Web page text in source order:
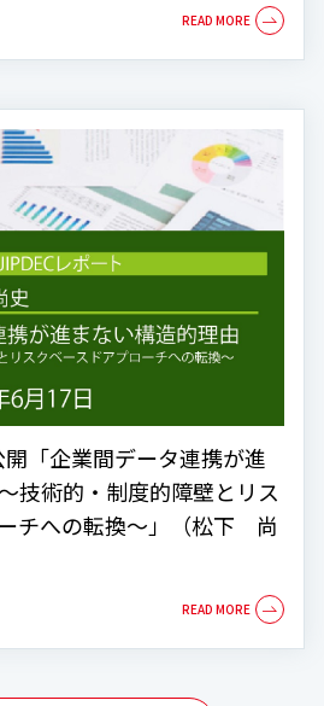
「企業間データ連携が進
技術的・制度的障壁とリス
チへの転換～」（松下 尚